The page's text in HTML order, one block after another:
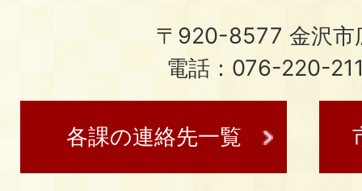
〒920-8577 金沢市
電話：076-220-
各課の連絡先一覧